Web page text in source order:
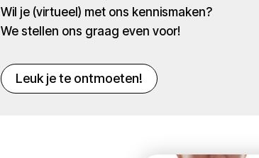
Wil je (virtueel) met ons kennismaken?
We stellen ons graag even voor!
Leuk je te ontmoeten!